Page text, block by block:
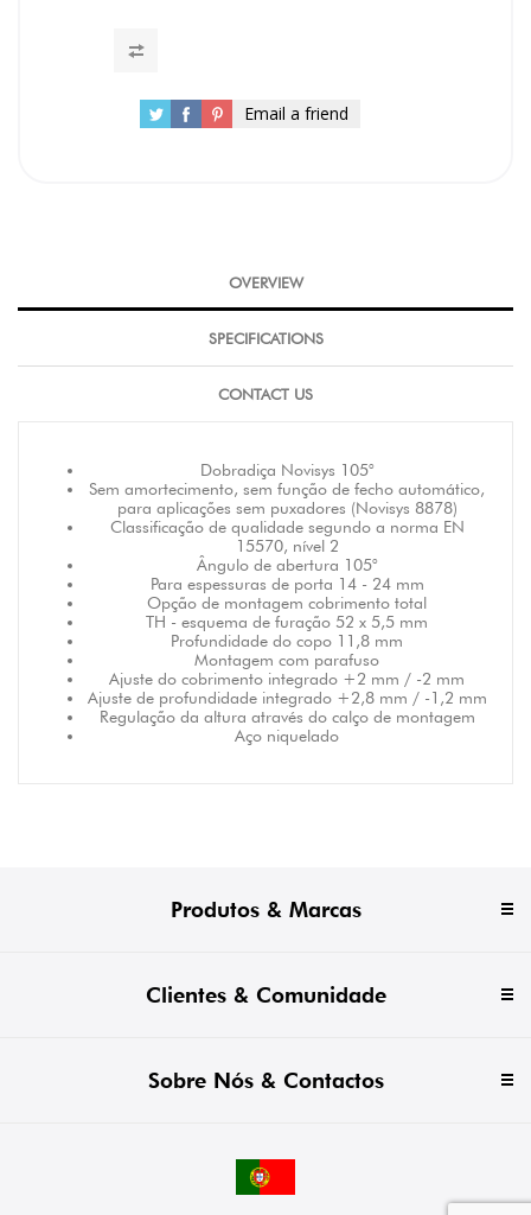
Email a friend
OVERVIEW
SPECIFICATIONS
CONTACT US
Dobradiça Novisys 105°
Sem amortecimento, sem função de fecho automático,
para aplicações sem puxadores (Novisys 8878)
Classificação de qualidade segundo a norma EN
15570, nível 2
Ângulo de abertura 105°
Para espessuras de porta 14 - 24 mm
Opção de montagem cobrimento total
TH - esquema de furação 52 x 5,5 mm
Profundidade do copo 11,8 mm
Montagem com parafuso
Ajuste do cobrimento integrado +2 mm / -2 mm
Ajuste de profundidade integrado +2,8 mm / -1,2 mm
Regulação da altura através do calço de montagem
Aço niquelado
Produtos & Marcas
Clientes & Comunidade
Sobre Nós & Contactos